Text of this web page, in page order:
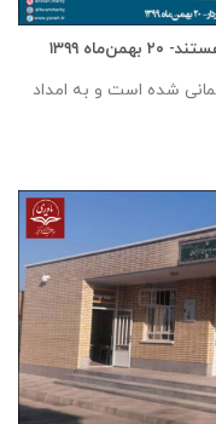
۱۳۹۹
شده است و به امداد